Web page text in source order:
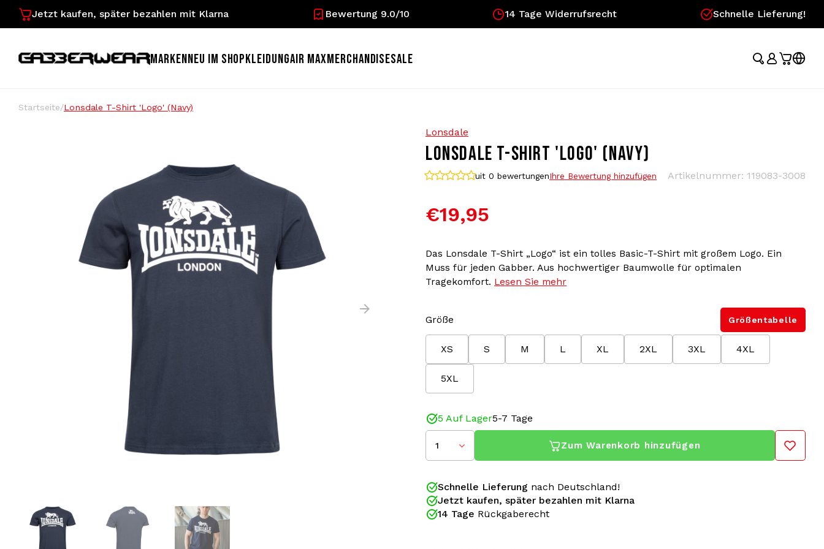
Jetzt kaufen, später bezahlen mit Klarna Bewertung 9.0/10 14 Tage Widerrufsrecht Schnelle Lieferung!
MARKENNEU IM SHOPKLEIDUNGAIR MAXMERCHANDISESALE
Startseite/Lonsdale T-Shirt 'Logo' (Navy)
Lonsdale
LONSDALE T-SHIRT 'LOGO' (NAVY)
uit 0 bewertungenIhre Bewertung hinzufügen Artikelnummer: 119083-3008
€19,95
Das Lonsdale T-Shirt „Logo“ ist ein tolles Basic-T-Shirt mit großem Logo. Ein
Muss für jeden Gabber. Aus hochwertiger Baumwolle für optimalen
Tragekomfort. Lesen Sie mehr
Größe Größentabelle
XS S M L XL 2XL 3XL 4XL
5XL
5 Auf Lager5-7 Tage
1 Zum Warenkorb hinzufügen
Schnelle Lieferung nach Deutschland!
Jetzt kaufen, später bezahlen mit Klarna
14 Tage Rückgaberecht